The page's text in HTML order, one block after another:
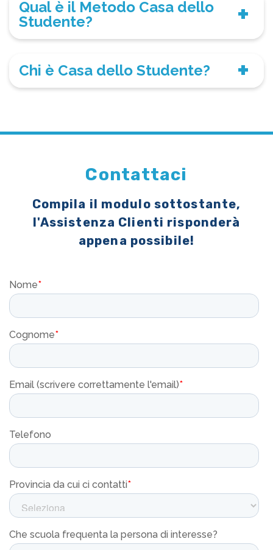
Qual è il Metodo Casa dello
Studente?
Chi è Casa dello Studente?
Contattaci
Compila il modulo sottostante,
l'Assistenza Clienti risponderà
appena possibile!